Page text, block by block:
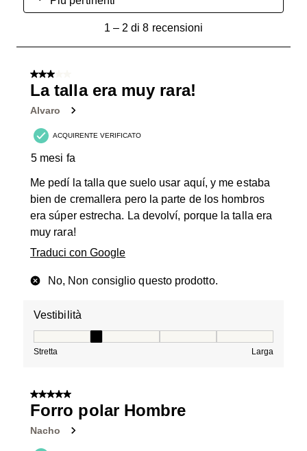
recensioni.
1– 2 di 8 recensioni
3 su 5 stelle.
La talla era muy rara!
Alvaro
ACQUIRENTE VERIFICATO
5 mesi fa
Me pedí la talla que suelo usar aquí, y me estaba
bien de cremallera pero la parte de los hombros
era súper estrecha. La devolví, porque la talla era
muy rara!
Traduci con Google
No, Non consiglio questo prodotto.
Vestibilità
Stretta Larga
5 su 5 stelle.
Forro polar Hombre
Nacho